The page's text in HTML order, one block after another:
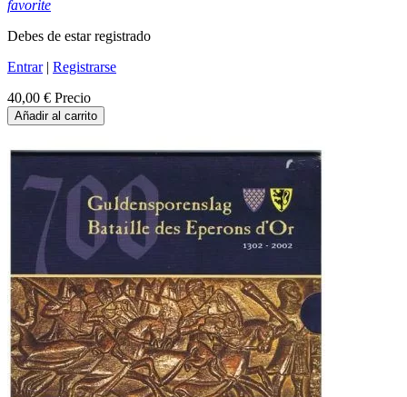
favorite
Debes de estar registrado
Entrar| Registrarse
40,00 € Precio
Añadir al carrito